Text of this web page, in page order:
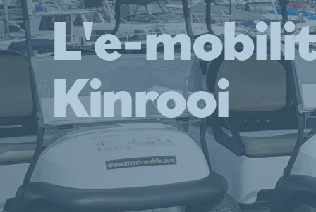
L'e-
Kinrooi